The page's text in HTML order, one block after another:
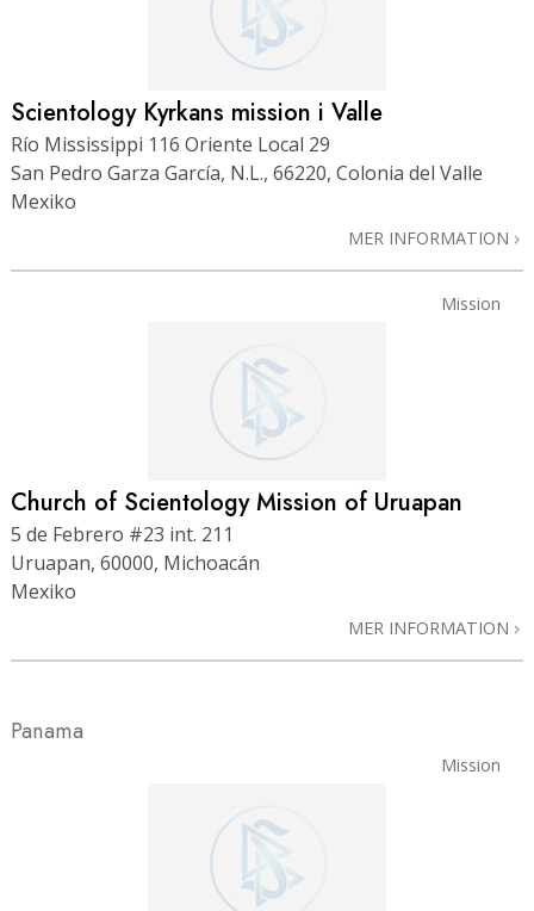
Scientology Kyrkans mission i Valle
Río Mississippi 116 Oriente Local 29
San Pedro Garza García, N.L., 66220, Colonia del Valle
Mexiko
MER INFORMATION
Mission
Church of Scientology Mission of Uruapan
5 de Febrero #23 int. 211
Uruapan, 60000, Michoacán
Mexiko
MER INFORMATION
Panama
Mission